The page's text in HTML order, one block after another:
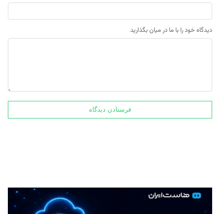
دیدگاه خود را با ما در میان بگذارید